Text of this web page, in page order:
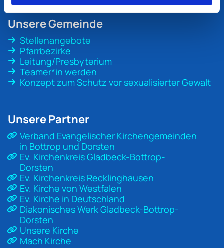
Unsere Gemeinde
Stellenangebote
Pfarrbezirke
Leitung/Presbyterium
Teamer*in werden
Konzept zum Schutz vor sexualisierter Gewalt
Unsere Partner
Verband Evangelischer Kirchengemeinden
in Bottrop und Dorsten
Ev. Kirchenkreis Gladbeck-Bottrop-
Dorsten
Ev. Kirchenkreis Recklinghausen
Ev. Kirche von Westfalen
Ev. Kirche in Deutschland
Diakonisches Werk Gladbeck-Bottrop-
Dorsten
Unsere Kirche
Mach Kirche